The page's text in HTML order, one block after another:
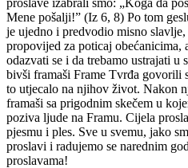
Mene pošalji!” (Iz 6, 8) Po tom
je ujedno i predvodio misno
propovijed za poticaj obećanicima,
odazvati se i da trebamo ustrajati u
bivši framaši Frame Tvrđa govorili
to utjecalo na njihov život. Nakon
framaši sa prigodnim skečem u
poziva ljude na Framu. Cijela
pjesmu i ples. Sve u svemu, jako
proslavi i radujemo se narednim
proslavama!